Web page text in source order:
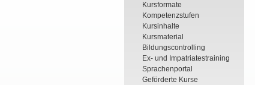
Kursformate
Kompetenzstufen
Kursinhalte
Kursmaterial
Bildungscontrolling
Ex- und Impatriatestraining
Sprachenportal
Geförderte Kurse